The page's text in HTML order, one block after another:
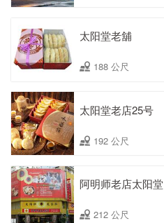
太阳堂老舖
188 公尺
太阳堂老店25号
192 公尺
阿明师老店太阳堂
212 公尺